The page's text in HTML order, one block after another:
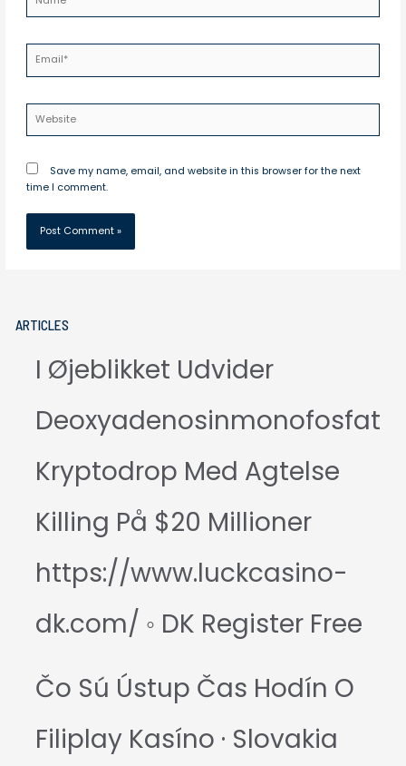
Save my name, email, and website in this browser for the next
time I comment.
ARTICLES
I Øjeblikket Udvider
Deoxyadenosinmonofosfat
Kryptodrop Med Agtelse
Killing På $20 Millioner
https://www.luckcasino-
dk.com/ ◦ DK Register Free
Čo Sú Ústup Čas Hodín O
Filiplay Kasíno · Slovakia